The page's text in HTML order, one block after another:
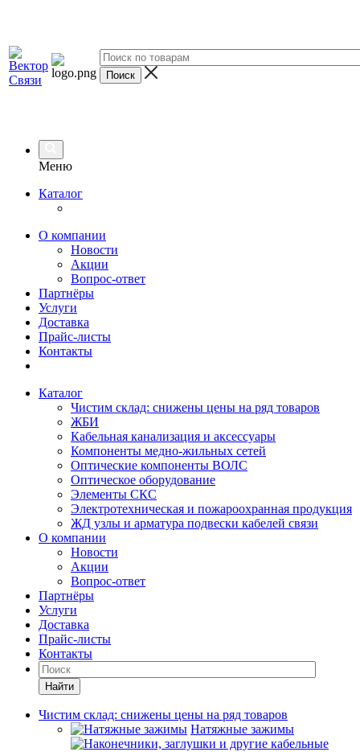
Меню
Каталог
О компании
Новости
Акции
Вопрос-ответ
Партнёры
Услуги
Доставка
Прайс-листы
Контакты
Каталог
Чистим склад: снижены цены на ряд товаров
ЖБИ
Кабельная канализация и аксессуары
Компоненты медно-жильных сетей
Оптические компоненты ВОЛС
Оптическое оборудование
Элементы СКС
Электротехническая и пожароохранная продукция
ЖД узлы и арматура подвески кабелей связи
О компании
Новости
Акции
Вопрос-ответ
Партнёры
Услуги
Доставка
Прайс-листы
Контакты
Найти
Чистим склад: снижены цены на ряд товаров
Натяжные зажимы